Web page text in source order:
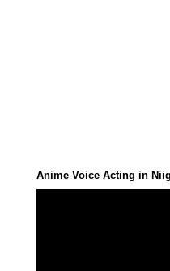
Anime Voice Acting in